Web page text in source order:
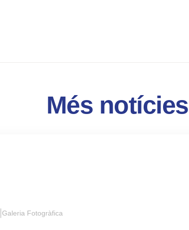
Més notícies
Galeria Fotogràfica